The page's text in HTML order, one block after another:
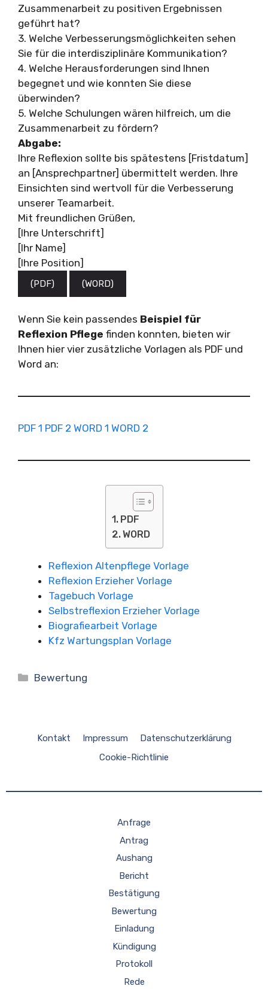
Zusammenarbeit zu positiven Ergebnissen
geführt hat?
3. Welche Verbesserungsmöglichkeiten sehen
Sie für die interdisziplinäre Kommunikation?
4. Welche Herausforderungen sind Ihnen
begegnet und wie konnten Sie diese
überwinden?
5. Welche Schulungen wären hilfreich, um die
Zusammenarbeit zu fördern?
Abgabe:
Ihre Reflexion sollte bis spätestens [Fristdatum]
an [Ansprechpartner] übermittelt werden. Ihre
Einsichten sind wertvoll für die Verbesserung
unserer Teamarbeit.
Mit freundlichen Grüßen,
[Ihre Unterschrift]
[Ihr Name]
[Ihre Position]
(PDF) (WORD)
Wenn Sie kein passendes Beispiel für
Reflexion Pflege finden konnten, bieten wir
Ihnen hier vier zusätzliche Vorlagen als PDF und
Word an:
PDF 1 PDF 2 WORD 1 WORD 2
PDF
WORD
Reflexion Altenpflege Vorlage
Reflexion Erzieher Vorlage
Tagebuch Vorlage
Selbstreflexion Erzieher Vorlage
Biografiearbeit Vorlage
Kfz Wartungsplan Vorlage
Kategorien
Bewertung
Kontakt Impressum
Datenschutzerklärung
Cookie-Richtlinie
Anfrage
Antrag
Aushang
Bericht
Bestätigung
Bewertung
Einladung
Kündigung
Protokoll
Rede